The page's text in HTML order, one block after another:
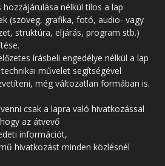
nélkül tilos a lap
(szöveg, grafika, fotó, audio- vagy
struktúra, eljárás, program stb.)
írásbeli engedélye nélkül a lap
művelet segítségével
még változatlan formában is.
csak a lapra való hivatkozással
az átvevő
információt,
hivatkozást minden közlésnél